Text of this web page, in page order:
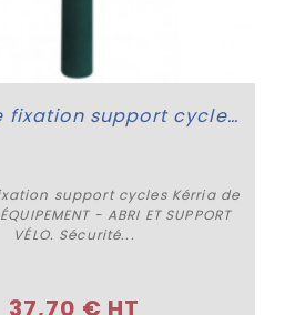
Platine de fixation support cycles Kérria
support cycles Kérria de
- ABRI ET SUPPORT
VÉLO. Sécurité...
37,70 € HT